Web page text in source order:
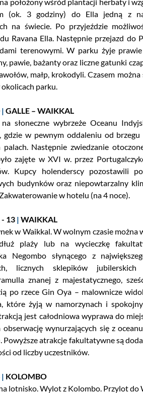
(ok. 3 godziny) do Ella jedną z
na świecie. Po przyjeździe
Ravana Ella. Następnie przejazd do
terenowymi. W parku żyje
pawie, bażanty oraz liczne gatunki
małp, krokodyli. Czasem
okolicach parku.
| GALLE – WAIKKAL
na słoneczne wybrzeże Oceanu
gdzie w pewnym oddaleniu od
palach. Następnie zwiedzanie
zajęte w XVI w. przez
Kupcy holenderscy pozostawili
budynków oraz niepowtarzalny
w hotelu (na 4 noce).
13 | WAIKKAL
w Waikkal. W wolnym czasie można
plaży lub na wycieczkę
Negombo słynącego z
licznych sklepików
znanej z majestatycznego,
po rzece Gin Oya – malownicze
które żyją w namorzynach i
jest całodniowa wyprawa do
obserwację wynurzających się z
Powyższe atrakcje fakultatywne są
od liczby uczestników.
| KOLOMBO
lotnisko. Wylot z Kolombo. Przylot do